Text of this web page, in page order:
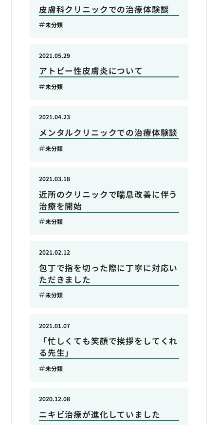
皮膚科クリニックでの治療体験談
未分類
アトピー性皮膚炎について
2021.05.29
未分類
メンタルクリニックでの治療体験談
2021.04.23
未分類
近所のクリニックで喘息改善に伴う
治療を開始
2021.03.18
未分類
包丁で指を切った際に丁寧に対応い
ただきました
2021.02.12
未分類
「忙しくても笑顔で挨拶をしてくれ
る先生」
2021.01.07
未分類
ニキビ治療が進化していました
2020.12.08